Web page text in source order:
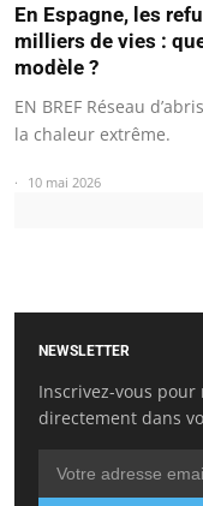
En Espagne, les
milliers de vies :
modèle ?
EN BREF Réseau
la chaleur extrême.
10 mai 2026
NEWSLETTER
Inscrivez-vous
directement dans